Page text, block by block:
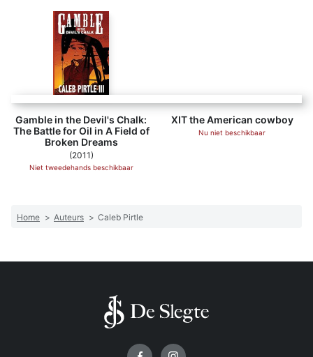
Gamble in the Devil's Chalk:
The Battle for Oil in A Field of
Broken Dreams
(2011)
Niet tweedehands beschikbaar
XIT the American cowboy
Nu niet beschikbaar
Home > Auteurs > Caleb Pirtle